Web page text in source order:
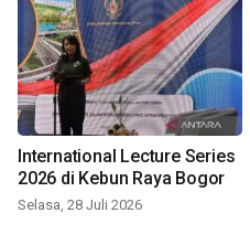
International Lecture Series
2026 di Kebun Raya Bogor
Selasa, 28 Juli 2026